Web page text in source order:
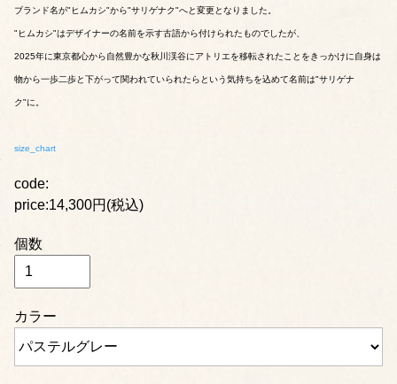
ブランド名が"ヒムカシ"から"サリゲナク"へと変更となりました。
"ヒムカシ"はデザイナーの名前を示す古語から付けられたものでしたが、
2025年に東京都心から自然豊かな秋川渓谷にアトリエを移転されたことをきっかけに自身は
物から一歩二歩と下がって関われていられたらという気持ちを込めて名前は"サリゲナ
ク"に。
size_chart
code:
price:14,300円(税込)
個数
カラー